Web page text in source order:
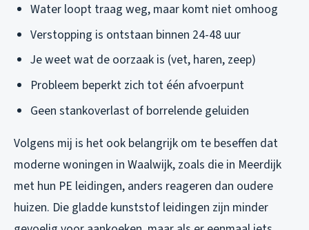
Water loopt traag weg, maar komt niet omhoog
Verstopping is ontstaan binnen 24-48 uur
Je weet wat de oorzaak is (vet, haren, zeep)
Probleem beperkt zich tot één afvoerpunt
Geen stankoverlast of borrelende geluiden
Volgens mij is het ook belangrijk om te beseffen dat
moderne woningen in Waalwijk, zoals die in Meerdijk
met hun PE leidingen, anders reageren dan oudere
huizen. Die gladde kunststof leidingen zijn minder